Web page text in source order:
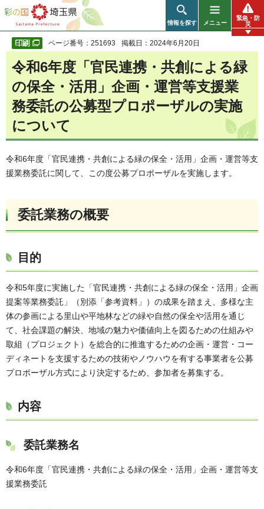
彩の国 埼玉県
情報を探す メニュー
緊急・防
災
ページ番号：251693 掲載日：2024年6月20日
令和6年度「官民連携・共創による緑
の保全・活用」企画・運営等支援業
務委託の公募型プロポーザルの実施
について
令和6年度「官民連携・共創による緑の保全・活用」企画・運営等支
援業務委託に関して、この度公募プロポーザルを実施します。
委託業務の概要
目的
令和5年度に実施した「官民連携・共創による緑の保全・活用」企画
提案等業務委託」（別添「参考資料」）の成果を踏まえ、多様な主
体の参画による里山や平地林などの緑や自然の保全や活用を通じ
て、社会課題の解決、地域の魅力や価値向上を図るための仕組みや
取組（プロジェクト）を総合的に推進するための企画・運営・コー
ディネートを支援するための技術やノウハウを有する事業者を公募
プロポーザル方式により決定するため、参加者を募集する。
内容
委託業務名
令和6年度「官民連携・共創による緑の保全・活用」企画・運営等支
援業務委託